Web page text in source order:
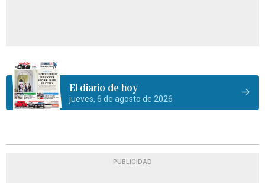
El diario de hoy
jueves, 6 de agosto de 2026
PUBLICIDAD